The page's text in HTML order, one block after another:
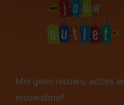
Mis geen nieuws, acties
nieuwsbrief